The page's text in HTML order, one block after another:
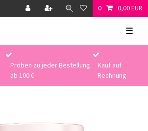
0 0,00 EUR
☰
Proben zu jeder Bestellung
ab 100 €
Kauf auf
Rechnung